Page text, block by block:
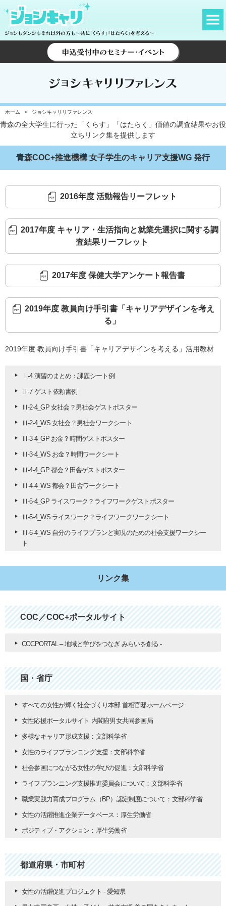
ジョシキャ
ホーム ジョシキャリリファレンス
青森の全大学生に行った「くらす」「はたらく」価値の調査結果やお役
立ちリンク集を提供します
青森COC+推進機構 女子学生のキャリア支援WG 発行
2016年度 活動報告リーフレット
2017年度 キャリア・生活指向と就業先選択に関する調
査結果リーフレット
2017年度 保健大学アンケート報告書
2019年度 教員向け手引書「キャリアデザインを考え
る」
2019年度 教員向け手引書「キャリアデザインを考える」活用教材
Ⅰ-4 演習のまとめ：課題シート例
Ⅱ-7 ゲスト依頼書例
Ⅲ-2-4_GP 女社会？男社会ゲストポスター
Ⅲ-2-4_WS 女社会？男社会ワークシート
Ⅲ-3-4_GP お金？時間ゲストポスター
Ⅲ-3-4_WS お金？時間ワークシート
Ⅲ-4-4_GP 都会？田舎ゲストポスター
Ⅲ-4-4_WS 都会？田舎ワークシート
Ⅲ-5-4_GP ライスワーク？ライフワークゲストポスター
Ⅲ-5-4_WS ライスワーク？ライフワークワークシート
Ⅲ-6-4_WS 自分のライフプランと実現のための社会支援ワークシー
ト
リンク集
COC／COC+ポータルサイト
COCPORTAL – 地域と学びをつなぎ みらいを創る -
国・省庁
すべての女性が輝く社会づくり本部 首相官邸ホームページ
女性応援ポータルサイト 内閣府男女共同参画局
多様なキャリア形成支援：文部科学省
女性のライフプランニング支援：文部科学省
社会参画につながる女性の学びの促進：文部科学省
ライフプランニング支援推進委員会について：文部科学省
職業実践力育成プログラム（BP）認定制度について：文部科学省
女性の活躍推進企業データベース：厚生労働省
ポジティブ・アクション：厚生労働省
都道府県・市町村
女性の活躍促進プロジェクト - 愛知県